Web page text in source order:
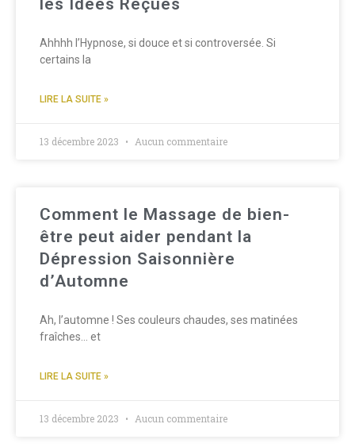
les Idées Reçues
Ahhhh l’Hypnose, si douce et si controversée. Si
certains la
LIRE LA SUITE »
13 décembre 2023 Aucun commentaire
Comment le Massage de bien-
être peut aider pendant la
Dépression Saisonnière
d’Automne
Ah, l’automne ! Ses couleurs chaudes, ses matinées
fraîches… et
LIRE LA SUITE »
13 décembre 2023 Aucun commentaire